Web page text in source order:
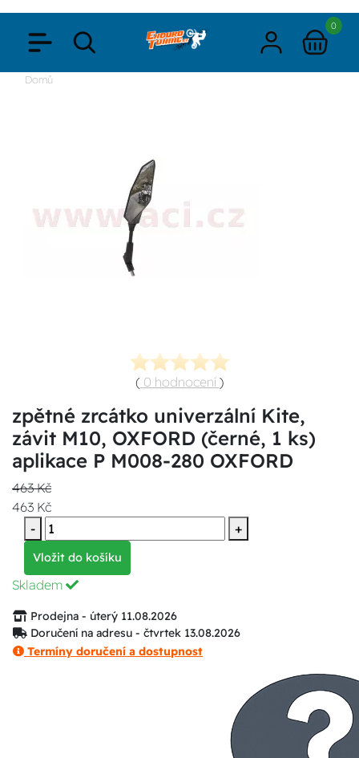
0
Domů
( 0 hodnocení )
zpětné zrcátko univerzální Kite,
závit M10, OXFORD (černé, 1 ks)
aplikace P M008-280 OXFORD
463 Kč
463 Kč
-
+
Vložit do košíku
Skladem
Prodejna - úterý 11.08.2026
Doručení na adresu - čtvrtek 13.08.2026
Termíny doručení a dostupnost